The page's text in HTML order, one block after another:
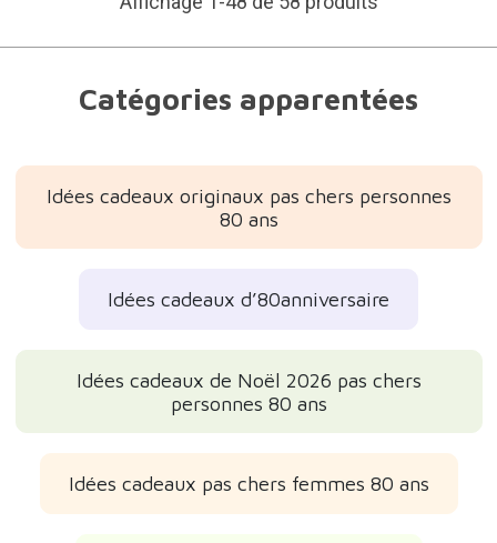
Catégories apparentées
Idées cadeaux originaux pas chers personnes
80 ans
Idées cadeaux d’80anniversaire
Idées cadeaux de Noël 2026 pas chers
personnes 80 ans
Idées cadeaux pas chers femmes 80 ans